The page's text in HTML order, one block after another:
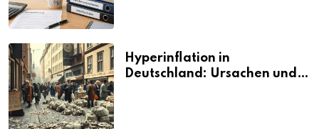
Hyperinflation in
Deutschland: Ursachen und